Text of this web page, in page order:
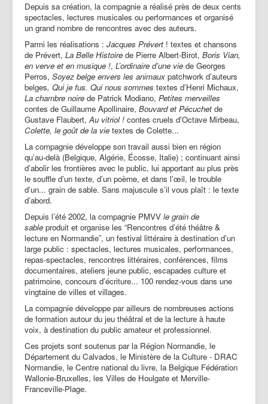
Depuis sa création, la compagnie a réalisé près de deux cents
spectacles, lectures musicales ou performances et organisé
un grand nombre de rencontres avec des auteurs.
Parmi les réalisations : Jacques Prévert ! textes et chansons
de Prévert, La Belle Histoire de Pierre Albert-Birot, Boris Vian,
en verve et en musique !, L’ordinaire d’une vie de Georges
Perros, Soyez belge envers les animaux patchwork d’auteurs
belges, Qui je fus. Qui nous sommes textes d’Henri Michaux,
La chambre noire de Patrick Modiano, Petites merveilles
contes de Guillaume Apollinaire, Bouvard et Pécuchet de
Gustave Flaubert,Au vitriol ! contes cruels d'Octave Mirbeau,
Colette, le goût de la vie textes de Colette...
La compagnie développe son travail aussi bien en région
qu’au-delà (Belgique, Algérie, Écosse, Italie) ; continuant ainsi
d’abolir les frontières avec le public, lui apportant au plus près
le souffle d’un texte, d’un poème, et dans l’œil, le trouble
d’un... grain de sable. Sans majuscule s’il vous plaît : le texte
d’abord.
Depuis l’été 2002, la compagnie PMVV le grain de
sable produit et organise les “Rencontres d’été théâtre &
lecture en Normandie”, un festival littéraire à destination d’un
large public : spectacles, lectures musicales, performances,
repas-spectacles, rencontres littéraires, conférences, films
documentaires, ateliers jeune public, escapades culture et
patrimoine, concours d’écriture... 100 rendez-vous dans une
vingtaine de villes et villages.
La compagnie développe par ailleurs de nombreuses actions
de formation autour du jeu théâtral et de la lecture à haute
voix, à destination du public amateur et professionnel.
Ces projets sont soutenus par la Région Normandie, le
Département du Calvados, le Ministère de la Culture - DRAC
Normandie, le Centre national du livre, la Belgique Fédération
Wallonie-Bruxelles, les Villes de Houlgate et Merville-
Franceville-Plage.